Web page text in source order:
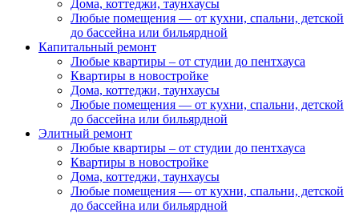
Дома, коттеджи, таунхаусы
Любые помещения — от кухни, спальни, детской
до бассейна или бильярдной
Капитальный ремонт
Любые квартиры – от студии до пентхауса
Квартиры в новостройке
Дома, коттеджи, таунхаусы
Любые помещения — от кухни, спальни, детской
до бассейна или бильярдной
Элитный ремонт
Любые квартиры – от студии до пентхауса
Квартиры в новостройке
Дома, коттеджи, таунхаусы
Любые помещения — от кухни, спальни, детской
до бассейна или бильярдной